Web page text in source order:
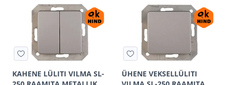
KAHENE LÜLITI VILMA SL-
ÜHENE VEKSELLÜLITI